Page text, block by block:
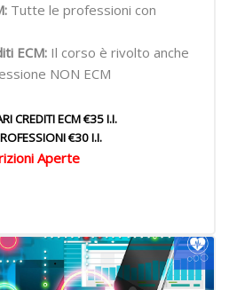
Tutte le professioni con
ECM: Il corso è rivolto anche
NON ECM
CREDITI ECM €35 I.I.
€30 I.I.
Aperte